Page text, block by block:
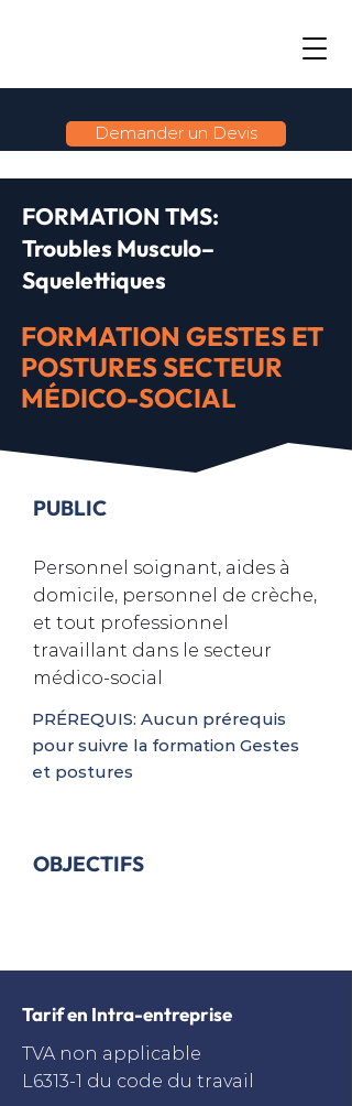
Demander un Devis
FORMATION TMS:
Troubles Musculo–
Squelettiques
FORMATION GESTES ET
POSTURES SECTEUR
MÉDICO-SOCIAL
PUBLIC
Personnel soignant, aides à
domicile, personnel de crèche,
et tout professionnel
travaillant dans le secteur
médico-social
PRÉREQUIS: Aucun prérequis
pour suivre la formation Gestes
et postures
OBJECTIFS
Tarif en Intra-entreprise
TVA non applicable
L6313-1 du code du travail